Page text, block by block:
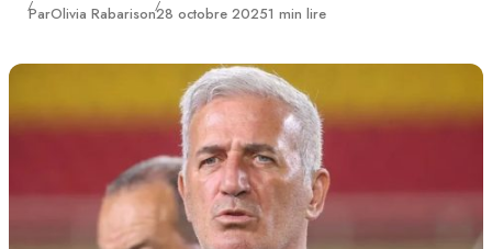
ParOlivia RabarisonPublié
28 octobre 20251 min lire